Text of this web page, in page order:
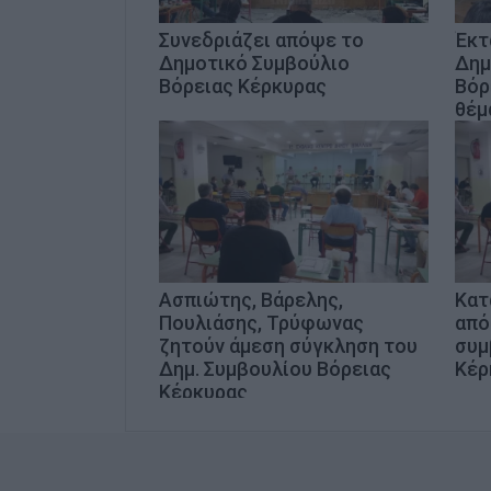
Συνεδριάζει απόψε το
Δημοτικό Συμβούλιο
Βόρειας Κέρκυρας
Ασπιώτης, Βάρελης,
Πουλιάσης, Τρύφωνας
ζητούν άμεση σύγκληση του
Δημ. Συμβουλίου Βόρειας
Κέρκυρας